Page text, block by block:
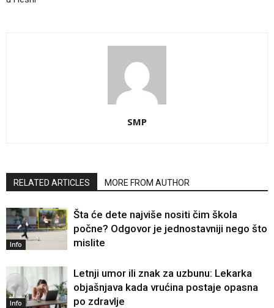
SMP
RELATED ARTICLES MORE FROM AUTHOR
Info
Šta će dete najviše nositi čim škola
počne? Odgovor je jednostavniji nego što
mislite
Info
Letnji umor ili znak za uzbunu: Lekarka
objašnjava kada vrućina postaje opasna
po zdravlje